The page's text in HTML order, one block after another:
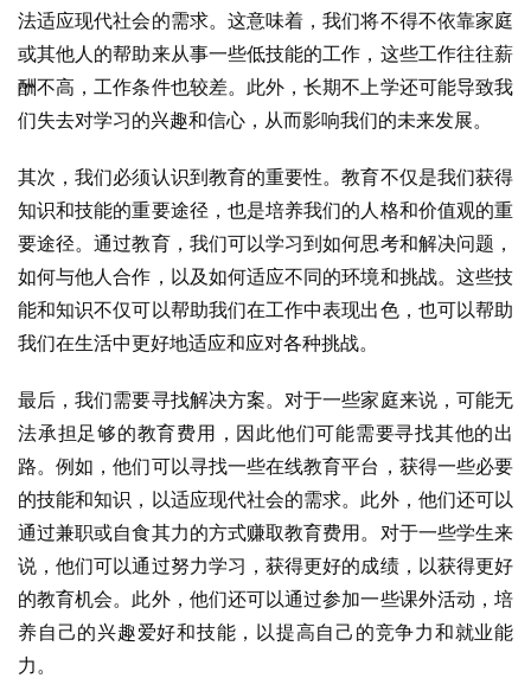
法适应现代社会的需求。这意味着，我们将不得不依靠家庭
或其他人的帮助来从事一些低技能的工作，这些工作往往薪
酬不高，工作条件也较差。此外，长期不上学还可能导致我
们失去对学习的兴趣和信心，从而影响我们的未来发展。
其次，我们必须认识到教育的重要性。教育不仅是我们获得
知识和技能的重要途径，也是培养我们的人格和价值观的重
要途径。通过教育，我们可以学习到如何思考和解决问题，
如何与他人合作，以及如何适应不同的环境和挑战。这些技
能和知识不仅可以帮助我们在工作中表现出色，也可以帮助
我们在生活中更好地适应和应对各种挑战。
最后，我们需要寻找解决方案。对于一些家庭来说，可能无
法承担足够的教育费用，因此他们可能需要寻找其他的出
路。例如，他们可以寻找一些在线教育平台，获得一些必要
的技能和知识，以适应现代社会的需求。此外，他们还可以
通过兼职或自食其力的方式赚取教育费用。对于一些学生来
说，他们可以通过努力学习，获得更好的成绩，以获得更好
的教育机会。此外，他们还可以通过参加一些课外活动，培
养自己的兴趣爱好和技能，以提高自己的竞争力和就业能
力。